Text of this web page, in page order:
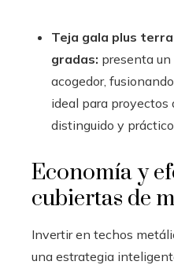
Teja gala plus
gradas: presenta
acogedor,
ideal para proyectos
distinguido y práctico.
Economía y
cubiertas de
Invertir en techos
una estrategia